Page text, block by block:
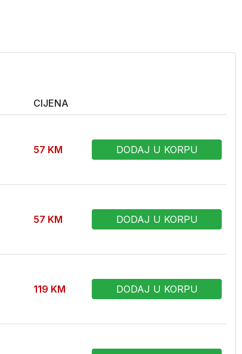
CIJENA
57 KM DODAJ U KORPU
57 KM DODAJ U KORPU
119 KM DODAJ U KORPU